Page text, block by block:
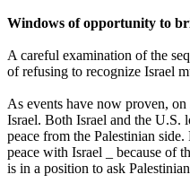
Windows of opportunity to
A careful examination of the
of refusing to recognize Israel
As events have now proven,
Israel. Both Israel and the U.S.
peace from the Palestinian
peace with Israel _ because of
is in a position to ask